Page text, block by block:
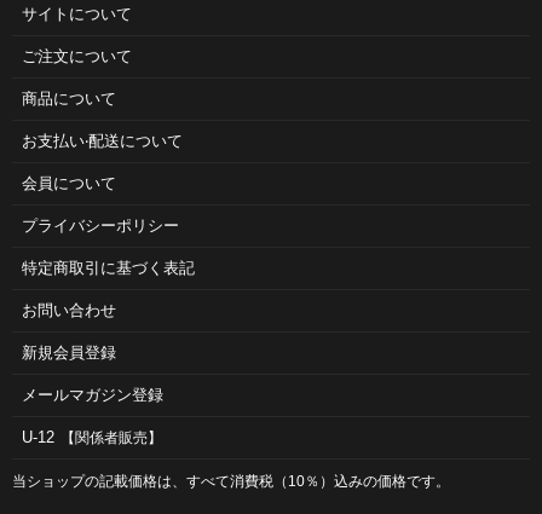
サイトについて
ご注⽂について
商品について
お⽀払い‧配送について
会員について
プライバシーポリシー
特定商取引に基づく表記
お問い合わせ
新規会員登録
メールマガジン登録
U-12 【関係者販売】
当ショップの記載価格は、すべて消費税（10％）込みの価格です。